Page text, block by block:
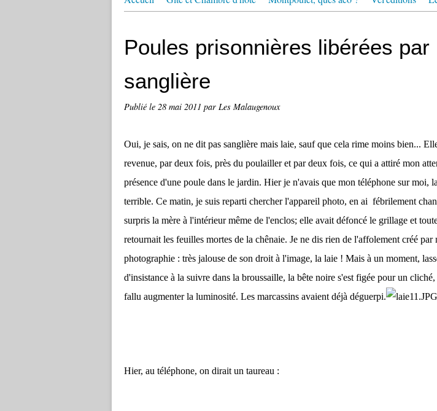
Poules prisonnières libérées par
sanglière
Publié le 28 mai 2011 par Les Malaugenoux
Oui, je sais, on ne dit pas sanglière mais laie, sauf que cela rime moins bien...
revenue, par deux fois, près du poulailler et par deux fois, ce qui a attiré mon
présence d'une poule dans le jardin. Hier je n'avais que mon téléphone sur moi,
terrible. Ce matin, je suis reparti chercher l'appareil photo, en ai fébrilement
surpris la mère à l'intérieur même de l'enclos; elle avait défoncé le grillage et
retournait les feuilles mortes de la chênaie. Je ne dis rien de l'affolement créé par
photographie : très jalouse de son droit à l'image, la laie ! Mais à un moment,
d'insistance à la suivre dans la broussaille, la bête noire s'est figée pour un
fallu augmenter la luminosité. Les marcassins avaient déjà déguerpi.
Hier, au téléphone, on dirait un taureau :